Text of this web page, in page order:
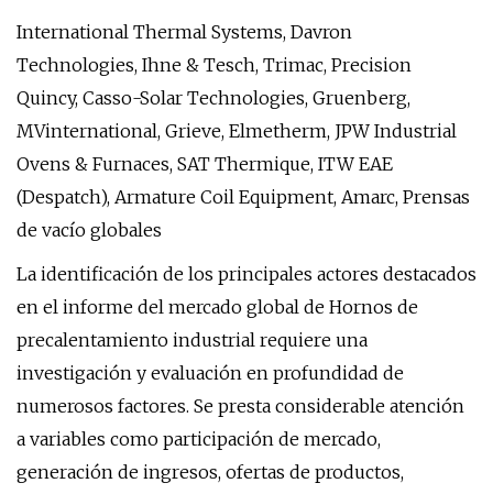
International Thermal Systems, Davron
Technologies, Ihne & Tesch, Trimac, Precision
Quincy, Casso-Solar Technologies, Gruenberg,
MVinternational, Grieve, Elmetherm, JPW Industrial
Ovens & Furnaces, SAT Thermique, ITW EAE
(Despatch), Armature Coil Equipment, Amarc, Prensas
de vacío globales
La identificación de los principales actores destacados
en el informe del mercado global de Hornos de
precalentamiento industrial requiere una
investigación y evaluación en profundidad de
numerosos factores. Se presta considerable atención
a variables como participación de mercado,
generación de ingresos, ofertas de productos,